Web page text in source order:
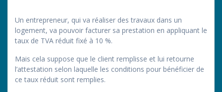
Un entrepreneur, qui va réaliser des travaux dans un
logement, va pouvoir facturer sa prestation en appliquant le
taux de TVA réduit fixé à 10 %.
Mais cela suppose que le client remplisse et lui retourne
l’attestation selon laquelle les conditions pour bénéficier de
ce taux réduit sont remplies.